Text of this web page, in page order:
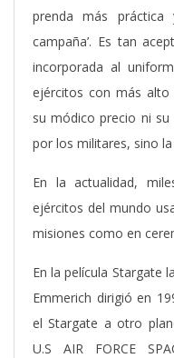
prenda más
campaña’. Es tan
incorporada al
ejércitos con más
su módico precio ni
por los militares, sino
En la actualidad,
ejércitos del mundo
misiones como en
En la película Stargate
Emmerich dirigió en
el Stargate a otro
U.S AIR FORCE